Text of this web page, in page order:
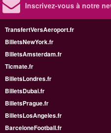
Inscrivez-vous à notre
TransfertVersAeroport.fr
BilletsNewYork.fr
BilletsAmsterdam.fr
Ticmate.fr
BilletsLondres.fr
BilletsDubai.fr
BilletsPrague.fr
BilletsLosAngeles.fr
BarceloneFootball.fr